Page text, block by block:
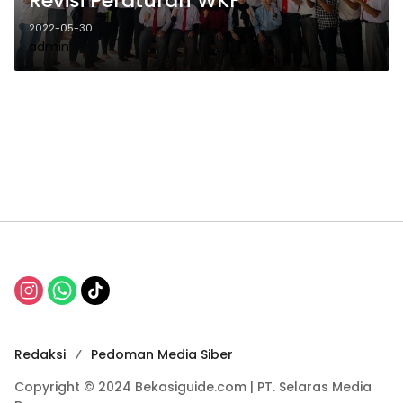
2022-05-30
admin
Redaksi
Pedoman Media Siber
Copyright © 2024 Bekasiguide.com | PT. Selaras Media